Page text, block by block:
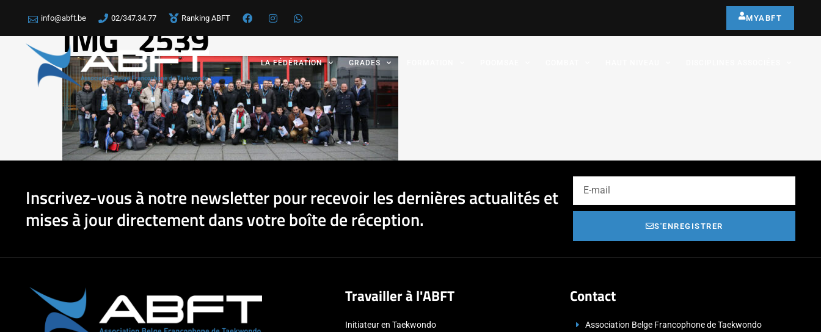
info@abft.be 02/347.34.77 Ranking ABFT MYABFT
LA FÉDÉRATION GRADES
IMG_2539
Inscrivez-vous à notre newsletter pour recevoir les dernières actualités et
mises à jour directement dans votre boîte de réception.
S'ENREGISTRER
Travailler à l'ABFT
Initiateur en Taekwondo
Contact
Association Belge Francophone de Taekwondo